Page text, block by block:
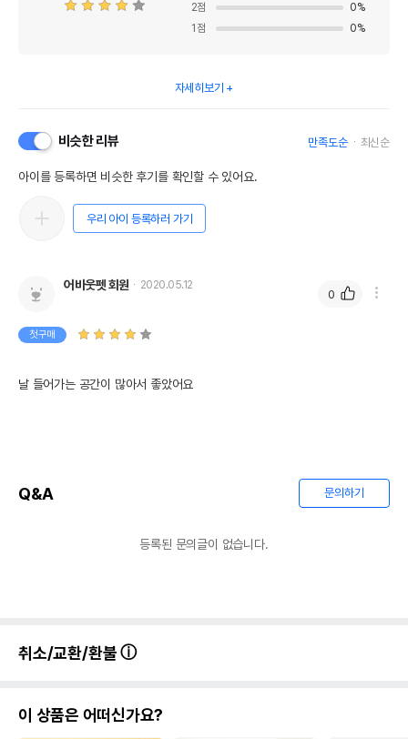
2점 0%
1 점 0%
자세히보기
비슷한 리뷰 만족도순 최신순
아이를 등록하면 비슷한 후기를 확인할 수 있어요.
우리 아이 등록하러 가기
어바웃펫 회원 2020.05.12
첫구매
날 들어가는 공간이 많아서 좋았어요
0
Q&A 문의하기
등록된 문의글이 없습니다.
취소/교환/환불
이 상품은 어떠신가요?